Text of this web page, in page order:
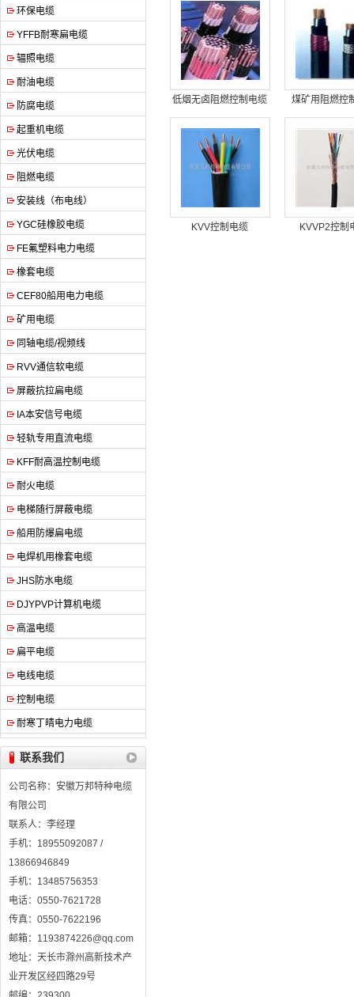
环保电缆
YFFB耐寒扁电缆
辐照电缆
耐油电缆
防腐电缆
起重机电缆
光伏电缆
阻燃电缆
安装线（布电线）
YGC硅橡胶电缆
FE氟塑料电力电缆
橡套电缆
CEF80船用电力电缆
矿用电缆
同轴电缆/视频线
RVV通信软电缆
屏蔽抗拉扁电缆
IA本安信号电缆
轻轨专用直流电缆
KFF耐高温控制电缆
耐火电缆
电梯随行屏蔽电缆
船用防爆扁电缆
电焊机用橡套电缆
JHS防水电缆
DJYPVP计算机电缆
高温电缆
扁平电缆
电线电缆
控制电缆
耐寒丁晴电力电缆
联系我们
公司名称：安徽万邦特种电缆
有限公司
联系人：李经理
手机：18955092087 /
13866946849
手机：13485756353
电话：0550-7621728
传真：0550-7622196
邮箱：1193874226@qq.com
地址：天长市滁州高新技术产
业开发区经四路29号
低烟无卤阻燃控制电缆 煤矿用阻燃控
KVV控制电缆 KVVP2控制